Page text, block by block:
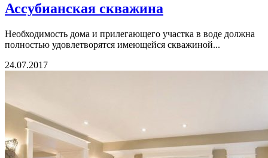
Ассубианская скважина
Необходимость дома и прилегающего участка в воде должна
полностью удовлетворятся имеющейся скважиной...
24.07.2017